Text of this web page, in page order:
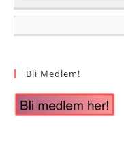
Bli Medlem!